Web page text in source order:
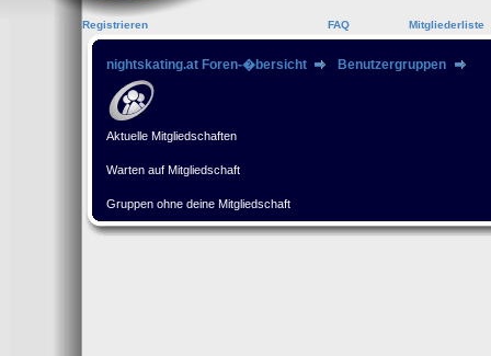
Registrieren FAQ Mitgliederliste
nightskating.at Foren-�bersicht Benutzergruppen
Aktuelle Mitgliedschaften
Warten auf Mitgliedschaft
Gruppen ohne deine Mitgliedschaft